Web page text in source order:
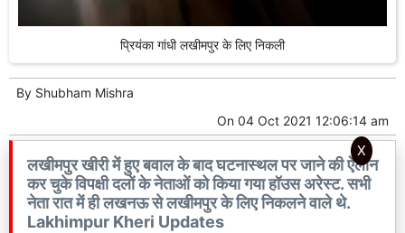
प्रियंका गांधी लखीमपुर के लिए निकली
By Shubham Mishra
On 04 Oct 2021 12:06:14 am
लखीमपुर खीरी में हुए बवाल के बाद घटनास्थल पर जाने की ऐलान
कर चुके विपक्षी दलों के नेताओं को किया गया हॉउस अरेस्ट. सभी
नेता रात में ही लखनऊ से लखीमपुर के लिए निकलने वाले थे.
Lakhimpur Kheri Updates
X